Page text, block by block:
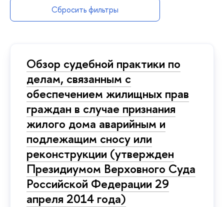
Сбросить фильтры
Обзор судебной практики по
делам, связанным с
обеспечением жилищных прав
граждан в случае признания
жилого дома аварийным и
подлежащим сносу или
реконструкции (утвержден
Президиумом Верховного Суда
Российской Федерации 29
апреля 2014 года)